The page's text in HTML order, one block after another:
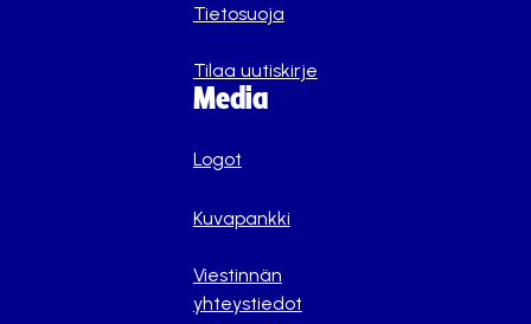
Tietosuoja
Tilaa uutiskirje
Media
Logot
Kuvapankki
Viestinnän
yhteystiedot